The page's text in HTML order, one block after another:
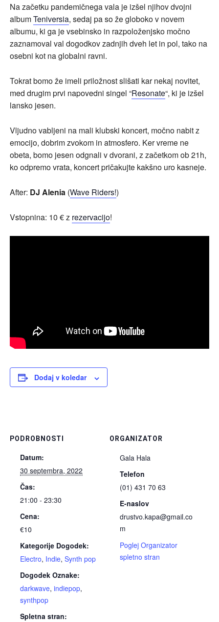
Na začetku pandemičnega vala je izšel njihov dvojni
albumTeniversia, sedaj pa so že globoko v novem
albumu, ki ga je vsebinsko in razpoloženjsko močno
zaznamoval val dogodkov zadnjih dveh let in pol, tako na
osebni kot na globalni ravni.
Tokrat bomo že imeli priložnost slišati kar nekaj novitet,
med drugim prvi napovedni singel “Resonate“, ki je izšel
lansko jesen.
Vljudno vabljeni na mali klubski koncert, močno nabit z
emocijo, dobrim zvokom in atmosfero. Ker vreme ne
obeta, bomo jesen odgnali v dvorani, z začetkom ob 21h,
ko odpremo vrata, koncert pričakujte kakšno uro kasneje.
After: DJ Alenia (Wave Riders!)
Vstopnina: 10 € z rezervacijo!
Dodaj v koledar
PODROBNOSTI
Datum:
30 septembra, 2022
Čas:
21:00 - 23:30
Cena:
€10
Kategorije Dogodek:
Electro, Indie, Synth pop
Dogodek Oznake:
darkwave, indiepop,
synthpop
Spletna stran:
ORGANIZATOR
Gala Hala
Telefon
(01) 431 70 63
E-naslov
drustvo.kapa@gmail.co
m
Poglej Organizator
spletno stran